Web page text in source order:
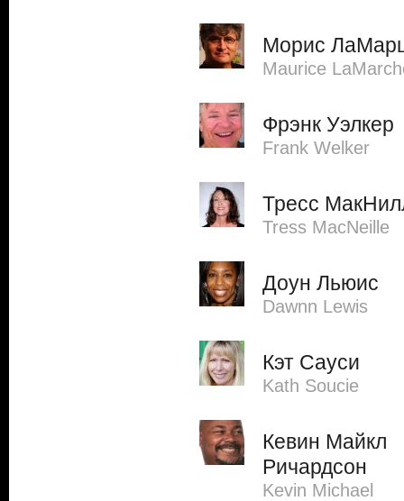
Морис
Maurice
Фрэнк Уэлкер
Frank Welker
Тресс
Tress MacNeille
Доун Льюис
Dawnn Lewis
Кэт Сауси
Kath Soucie
Кевин Майкл
Ричардсон
Kevin Michael